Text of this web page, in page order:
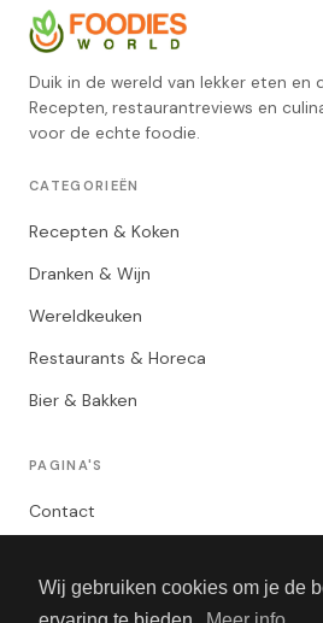
Wij gebruiken cookies om je de
Duik in de wereld van lekker eten en
Recepten, restaurantreviews en
voor de echte foodie.
CATEGORIEËN
Recepten & Koken
Dranken & Wijn
Wereldkeuken
Restaurants & Horeca
Bier & Bakken
PAGINA'S
Contact
Algemene Voorwaarden